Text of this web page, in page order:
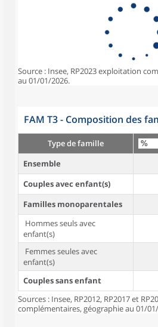
Source : Insee, RP2023 exploitation
au 01/01/2026.
FAM T3 - Composition des
Type de famille
Ensemble
Couples avec enfant(s)
Familles monoparentales
Hommes seuls avec
enfant(s)
Femmes seules avec
enfant(s)
Couples sans enfant
Sources : Insee, RP2012, RP2017 et
complémentaires, géographie au 01/